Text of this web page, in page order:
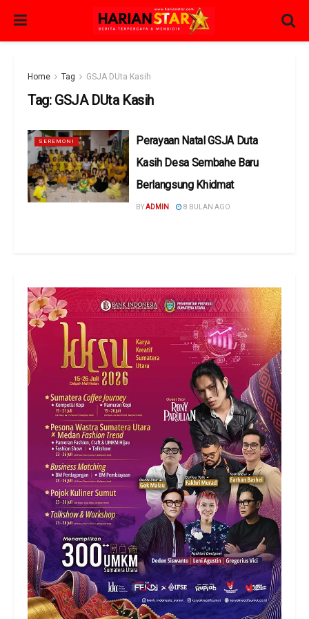
Home Tag GSJA DUta Kasih
Tag: GSJA DUta Kasih
SEREMONI
Perayaan Natal GSJA Duta
Kasih Desa Sembahe Baru
Berlangsung Khidmat
BYADMIN 8 BULAN AGO